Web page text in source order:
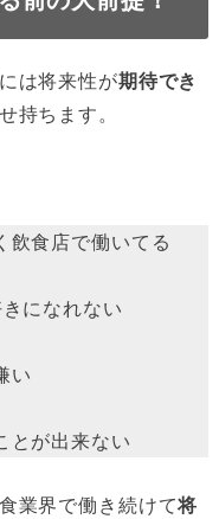
は将来性が期待でき
持ちます。
飲食店で働いてる
になれない
い
とが出来ない
業界で働き続けて将